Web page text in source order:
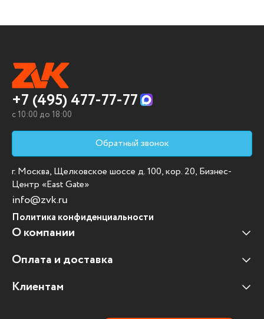
+7 (495) 477-77-77
c 10:00 до 18:00
Обратный звонок
г. Москва, Щелковское шоссе д. 100, кор. 20, Бизнес-
Центр «East Gate»
info@zvk.ru
Политика конфиденциальности
О компании
Наши клиенты
Отзывы клиентов
Оплата и доставка
Оплата и доставка
Клиентам